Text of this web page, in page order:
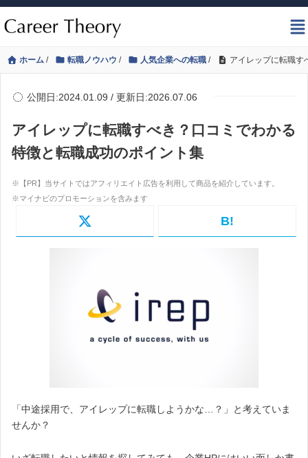
ホーム / 転職ノウハウ / 人気企業への転職 / アイレップに転職す
公開日:2024.01.09 / 更新日:2026.07.06
アイレップに転職すべき？口コミでわかる
特徴と転職成功のポイント集
B!
「中途採用で、アイレップに転職しようかな…？」と考えていま
せんか？